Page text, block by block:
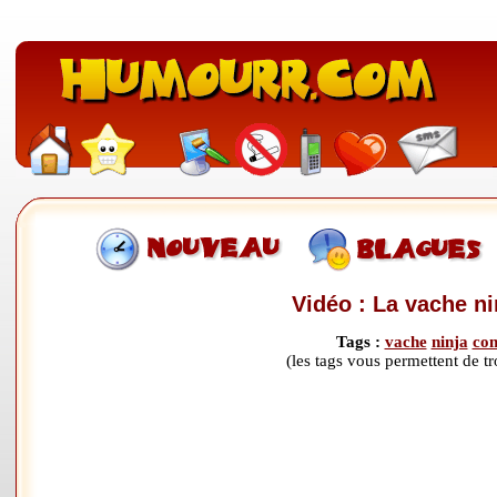
Vidéo : La vache
Tags : vache ninja
(les tags vous permettent de